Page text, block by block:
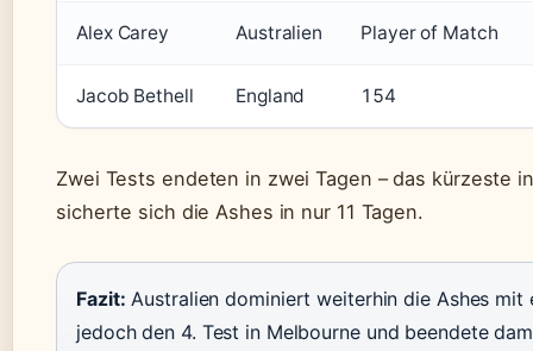
Alex Carey Australien Player of Match
Jacob Bethell England 154
Zwei Tests endeten in zwei Tagen – das kürzeste
sicherte sich die Ashes in nur 11 Tagen.
Fazit: Australien dominiert weiterhin die Ashes mit
jedoch den 4. Test in Melbourne und beendete